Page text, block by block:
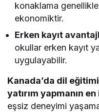
konaklama
ekonomiktir.
Erken kayıt
okullar erken kayıt
uygulayabilir.
Kanada’da dil
yatırım yapmanın
eşsiz deneyimi